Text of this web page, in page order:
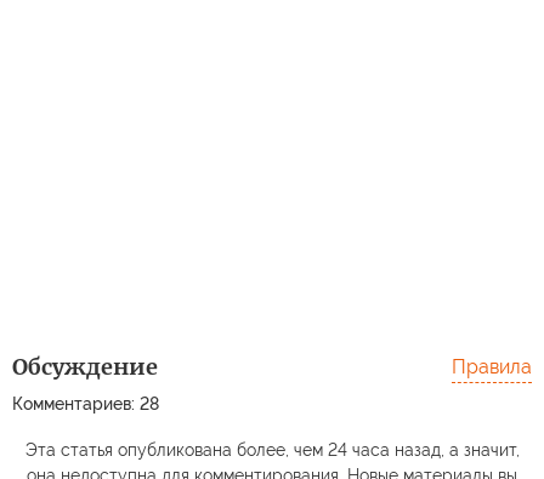
Обсуждение
Комментариев: 28
Правила
Эта статья опубликована более, чем 24 часа назад, а значит,